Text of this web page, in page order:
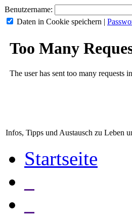
Benutzername:
Daten in Cookie speichern |
Infos, Tipps und Austausch zu Leben
Startseite